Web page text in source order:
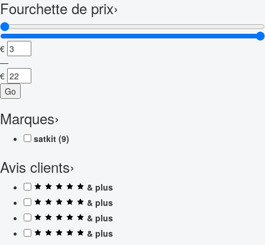
Fourchette de prix›
€
—
€
Go
Marques›
satkit (9)
Avis clients›
& plus
& plus
& plus
& plus